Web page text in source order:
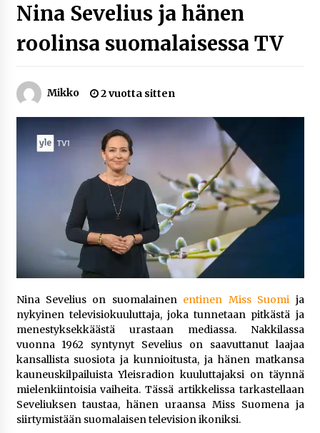
Ali Leiniö vankila – mitä väitteistä tiedetään?
3 päivää sitten
Matti Koivisto toimittaja ikä – mitä Ylen
5 päivää sitten
Netflix, YouTube, TikTok, pelit ja nettikasinot
osana samaa ilmiötä
1 viikko sitten
Jaakko Selin puoliso Simo – pitkä
rakkaustarina, elämäntyö ja ura
1 viikko sitten
modernin maksuteknologian avulla
1 viikko sitten
Nina Rung – rikollisuuden tutkija ja väkivallan
ehkäisyn näkyvä ääni
2 viikkoa sitten
Pia Töyli – tapaus, joka jäi osaksi Suomen
Nina Sevelius ja hänen
roolinsa suomalaisessa TV
Mikko 2 vuotta sitten
Nina Sevelius on suomalainen entinen Miss Suomi ja
nykyinen televisiokuuluttaja, joka tunnetaan pitkästä ja
menestyksekkäästä urastaan mediassa. Nakkilassa
vuonna 1962 syntynyt Sevelius on saavuttanut laajaa
kansallista suosiota ja kunnioitusta, ja hänen matkansa
kauneuskilpailuista Yleisradion kuuluttajaksi on täynnä
mielenkiintoisia vaiheita. Tässä artikkelissa tarkastellaan
Seveliuksen taustaa, hänen uraansa Miss Suomena ja
siirtymistään suomalaisen television ikoniksi.